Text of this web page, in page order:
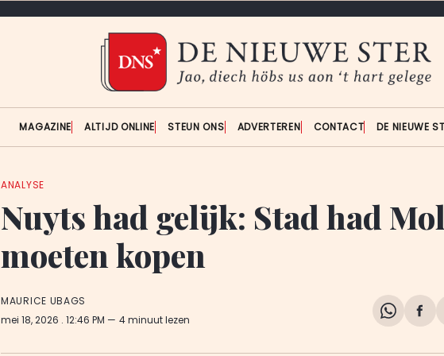
MAGAZINE ALTIJD ONLINE STEUN ONS ADVERTEREN CONTACT DE NIEUWE
ANALYSE
Nuyts had gelijk: Stad had
moeten kopen
MAURICE UBAGS
mei 18, 2026 . 12:46 PM 4 minuut lezen
Share